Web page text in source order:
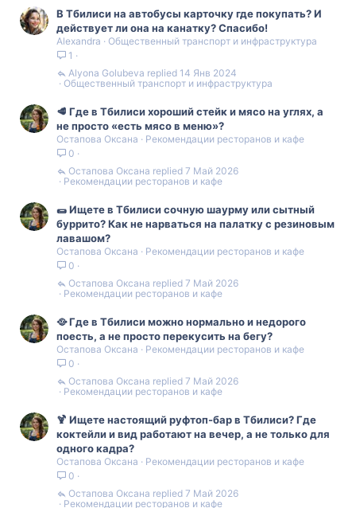
В Тбилиси на автобусы карточку где покупать? И
действует ли она на канатку? Спасибо!
Alexandra
Общественный транспорт и инфраструктура
1
Общественный транспорт и инфраструктура
14 Янв 2024
Alyona Golubeva
🥩 Где в Тбилиси хороший стейк и мясо на углях, а
не просто «есть мясо в меню»?
Остапова Оксана
Рекомендации ресторанов и кафе
0
Рекомендации ресторанов и кафе
7 Май 2026
Остапова Оксана
🌯 Ищете в Тбилиси сочную шаурму или сытный
буррито? Как не нарваться на палатку с резиновым
лавашом?
Остапова Оксана
Рекомендации ресторанов и кафе
0
Рекомендации ресторанов и кафе
7 Май 2026
Остапова Оксана
🥘 Где в Тбилиси можно нормально и недорого
поесть, а не просто перекусить на бегу?
Остапова Оксана
Рекомендации ресторанов и кафе
0
Рекомендации ресторанов и кафе
7 Май 2026
Остапова Оксана
🍹 Ищете настоящий руфтоп-бар в Тбилиси? Где
коктейли и вид работают на вечер, а не только для
одного кадра?
Остапова Оксана
Рекомендации ресторанов и кафе
0
Рекомендации ресторанов и кафе
7 Май 2026
Остапова Оксана